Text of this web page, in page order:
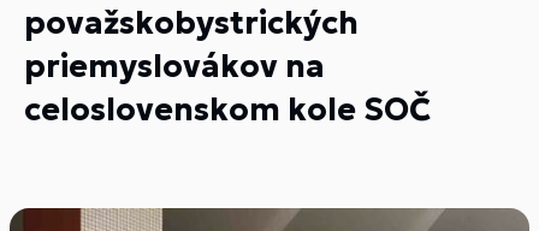
považskobystrických
priemyslovákov na
celoslovenskom kole SOČ